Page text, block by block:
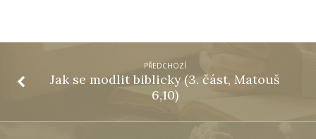
PŘEDCHOZÍ
Jak se modlit biblicky (3. část, Matouš
6,10)